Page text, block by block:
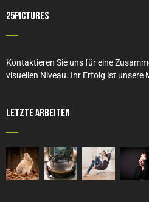
25PICTURES
Kontaktieren Sie uns für eine
visuellen Niveau. Ihr Erfolg ist unsere
Letzte Arbeiten